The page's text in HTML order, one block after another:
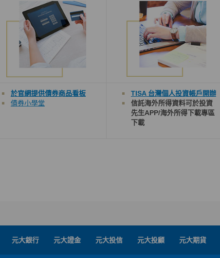
於官網提供債券商品看板
債券小學堂
TISA 台灣個人投資帳戶開辦
信託海外所得資料可於投資
先生APP/海外所得下載專區
下載
元大銀行 元大證金 元大投信 元大投顧 元大期貨